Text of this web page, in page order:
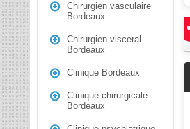
Chirurgien vasculaire
Bordeaux
Chirurgien visceral
Bordeaux
Clinique Bordeaux
Clinique chirurgicale
Bordeaux